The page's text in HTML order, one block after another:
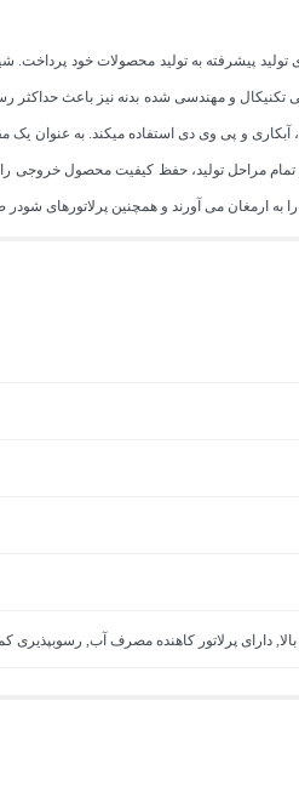
خط های تولید پیشرفته به تولید محصولات
تکنیکال و مهندسی شده بدنه نیز باعث
و پی وی دی استفاده میکند. به عنوان
تمام مراحل تولید، حفظ کیفیت محصول خروجی
به ارمغان می آورند و همچنین پرلاتورهای
دارای پرلاتور کاهنده مصرف آب,